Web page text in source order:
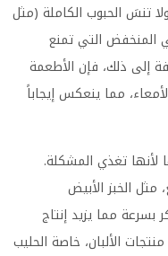
تنسَ الحبوب الكاملة (مثل
المنخفض التي تمنع
إلى ذلك، فإن الأطعمة
مما ينعكس إيجاباً
لأنها تغذي المشكلة.
مثل الخبز الأبيض
بسرعة مما يزيد إنتاج
الألبان، خاصة الحليب